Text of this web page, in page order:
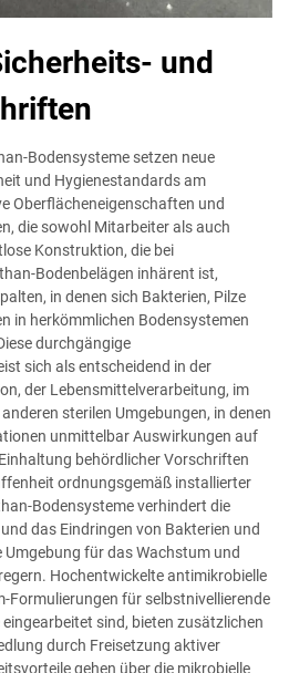
und
Bodensysteme setzen neue
und Hygienestandards am
Oberflächeneigenschaften und
die sowohl Mitarbeiter als auch
Konstruktion, die bei
Bodenbelägen inhärent ist,
in denen sich Bakterien, Pilze
in herkömmlichen Bodensystemen
durchgängige
sich als entscheidend in der
der Lebensmittelverarbeitung, im
sterilen Umgebungen, in denen
unmittelbar Auswirkungen auf
behördlicher Vorschriften
ordnungsgemäß installierter
Bodensysteme verhindert die
das Eindringen von Bakterien und
für das Wachstum und
Hochentwickelte antimikrobielle
Formulierungen für selbstnivellierende
sind, bieten zusätzlichen
durch Freisetzung aktiver
gehen über die mikrobielle